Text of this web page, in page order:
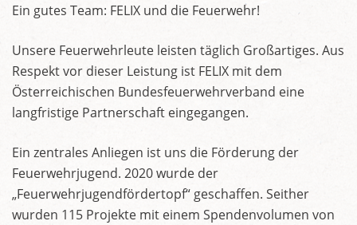
Ein gutes Team: FELIX und die Feuerwehr!
Unsere Feuerwehrleute leisten täglich Großartiges. Aus
Respekt vor dieser Leistung ist FELIX mit dem
Österreichischen Bundesfeuerwehrverband eine
langfristige Partnerschaft eingegangen.
Ein zentrales Anliegen ist uns die Förderung der
Feuerwehrjugend. 2020 wurde der
„Feuerwehrjugendfördertopf“ geschaffen. Seither
wurden 115 Projekte mit einem Spendenvolumen von